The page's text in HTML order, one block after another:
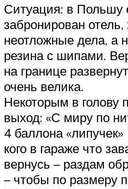
Ситуация: в Польшу
забронирован отель,
неотложные дела, а
резина с шипами.
на границе
очень велика.
Некоторым в голову
выход: «С миру по
4 баллона
кого в гараже что
вернусь – раздам
– чтобы по размеру